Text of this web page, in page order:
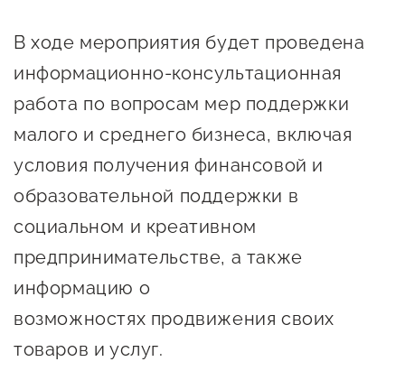
Поддержка креативного и
инновационно-
технологического
предпринимательства
Поддержка социальных
предпринимателей
Поддержка экспортеров
Финансовая поддержка
внешнего санкционного
давления
В ходе мероприятия будет проведена
информационно-консультационная
работа по вопросам мер поддержки
малого и среднего бизнеса, включая
условия получения финансовой и
образовательной поддержки в
социальном и креативном
предпринимательстве, а также
информацию о
возможностях продвижения своих
товаров и услуг.